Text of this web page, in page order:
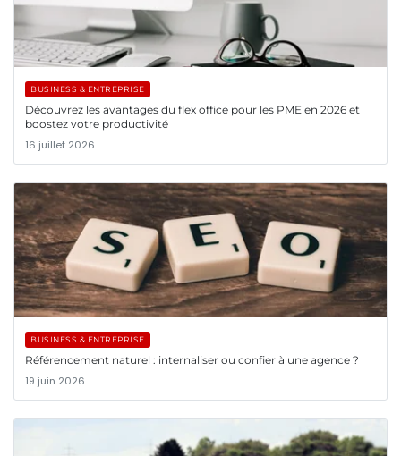
BUSINESS & ENTREPRISE
Découvrez les avantages du flex office pour les PME en 2026 et
boostez votre productivité
16 juillet 2026
BUSINESS & ENTREPRISE
Référencement naturel : internaliser ou confier à une agence ?
19 juin 2026